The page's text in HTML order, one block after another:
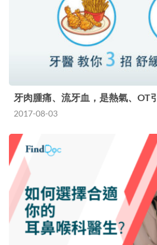
牙肉腫痛、流牙血，是熱氣、OT
2017-08-03